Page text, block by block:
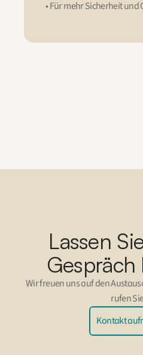
• Für mehr Sicherheit
Lassen
Wir freuen uns auf den
rufen
Kontakt